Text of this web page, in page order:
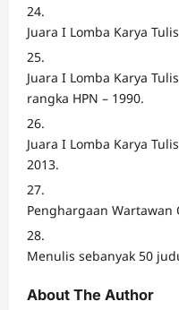
Juara I Lomba Karya
Juara I Lomba Karya
rangka HPN – 1990.
Juara I Lomba Karya
2013.
Penghargaan Wartawan
Menulis sebanyak 50
About The Author